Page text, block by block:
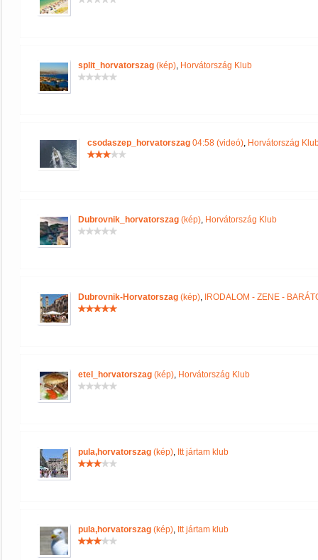
split_horvatorszag (kép), Horvátország Klub
csodaszep_horvatorszag 04:58 (videó), Horvátország
Dubrovnik_horvatorszag (kép), Horvátország Klub
Dubrovnik-Horvatorszag (kép), IRODALOM - ZENE -
etel_horvatorszag (kép), Horvátország Klub
pula,horvatorszag (kép), Itt jártam klub
pula,horvatorszag (kép), Itt jártam klub